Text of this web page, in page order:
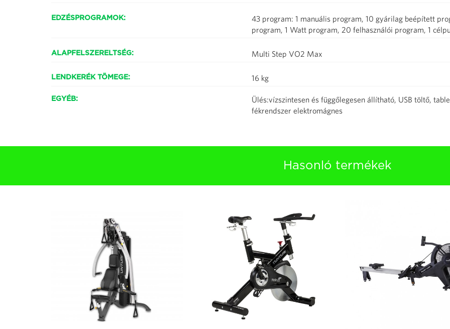
EDZÉSPROGRAMOK:
43 program: 1 manuális program, 10 gyárilag beépített
program, 1 Watt program, 20 felhasználói program, 1
ALAPFELSZERELTSÉG: Multi Step VO2 Max
LENDKERÉK TÖMEGE: 16 kg
EGYÉB:
Ülés:vízszintesen és függőlegesen állítható, USB töltő,
fékrendszer elektromágnes
Hasonló termékek